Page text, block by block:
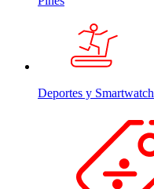
Deportes y Smartwatch